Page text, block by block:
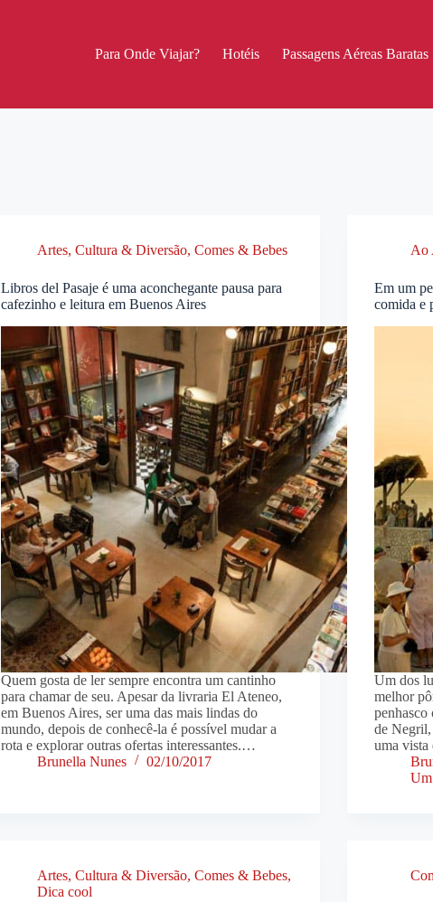
Para Onde Viajar? Hotéis Passagens Aéreas Baratas
Artes, Cultura & Diversão,Comes & Bebes
Libros del Pasaje é uma aconchegante pausa para
cafezinho e leitura em Buenos Aires
Quem gosta de ler sempre encontra um cantinho
para chamar de seu. Apesar da livraria El Ateneo,
em Buenos Aires, ser uma das mais lindas do
mundo, depois de conhecê-la é possível mudar a
rota e explorar outras ofertas interessantes.…
Brunella Nunes
02/10/2017
Ao
Em um
comida e
Um dos
melhor
penhasco
de Negril,
uma
Artes, Cultura & Diversão,Comes & Bebes,
Dica cool